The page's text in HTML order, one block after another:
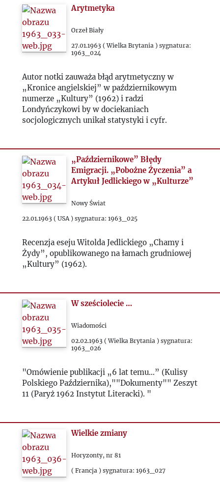
1982
1986
1987
1989
1990
1991
1993
2000
2021
Arytmetyka
Orzeł Biały
27.01.1963 ( Wielka Brytania ) sygnatura:
1963_024
Autor notki zauważa błąd arytmetyczny w
„Kronice angielskiej” w październikowym
numerze „Kultury” (1962) i radzi
Londyńczykowi by w dociekaniach
socjologicznych unikał statystyki i cyfr.
„Październikowe” Błędy
Emigracji. „Pobożne Życzenia” a
Artykuł Jedlickiego w „Kulturze”
Nowy Świat
22.01.1963 ( USA ) sygnatura: 1963_025
Recenzja eseju Witolda Jedlickiego „Chamy i
Żydy”, opublikowanego na łamach grudniowej
„Kultury” (1962).
W sześciolecie …
Wiadomości
02.02.1963 ( Wielka Brytania ) sygnatura:
1963_026
"Omówienie publikacji „6 lat temu...” (Kulisy
Polskiego Października),""Dokumenty"" Zeszyt
11 (Paryż 1962 Instytut Literacki). "
Wielkie zmiany
Horyzonty, nr 81
( Francja ) sygnatura: 1963_027